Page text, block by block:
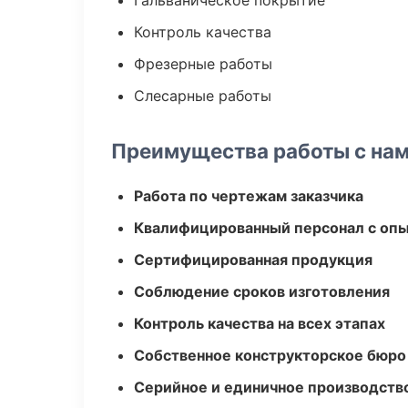
Контроль качества
Фрезерные работы
Слесарные работы
Преимущества работы с
Работа по чертежам заказчика
Квалифицированный персонал с
Сертифицированная продукция
Соблюдение сроков изготовления
Контроль качества на всех этапах
Собственное конструкторское бюро
Серийное и единичное